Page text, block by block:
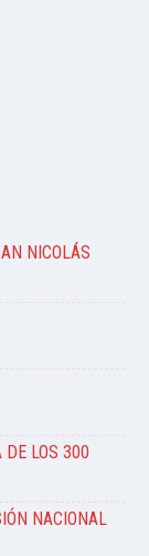
NICOLÁS
DE LOS 300
NACIONAL